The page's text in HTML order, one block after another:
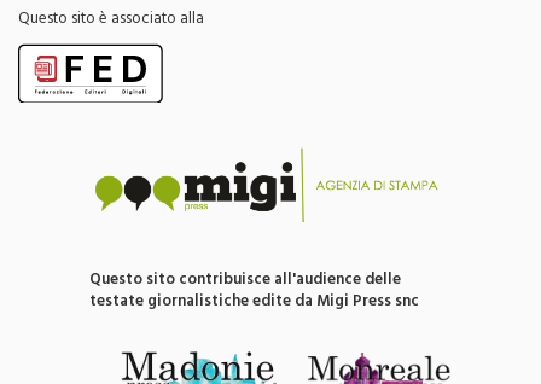
Questo sito è associato alla
Questo sito contribuisce all'audience delle
testate giornalistiche edite da Migi Press snc